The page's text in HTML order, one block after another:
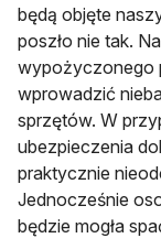
będą objęte
poszło nie tak.
wypożyczonego
wprowadzić
sprzętów. W
ubezpieczenia
praktycznie
Jednocześnie
będzie mogła